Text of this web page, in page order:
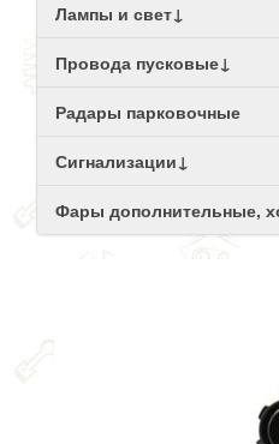
Лампы и свет↓
Провода пусковые↓
Радары парковочные
Сигнализации↓
Фары дополнительные,